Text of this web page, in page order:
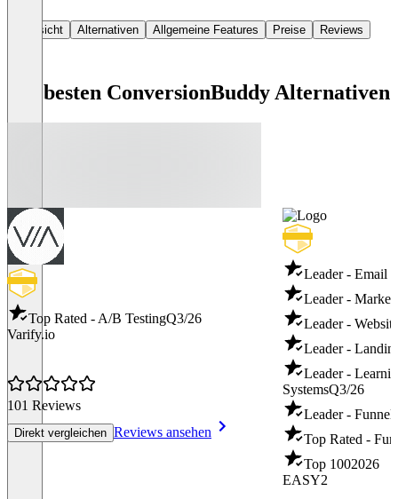
Übersicht Alternativen Allgemeine Features Preise Reviews
Die besten ConversionBuddy Alternativen
Top Rated - A/B TestingQ3/26
Varify.io
101 Reviews
Direkt vergleichen Reviews ansehen
Leader - Email
Leader -
Leader -
Leader -
Leader -
SystemsQ3/26
Leader -
Top Rated -
Top 1002026
EASY2